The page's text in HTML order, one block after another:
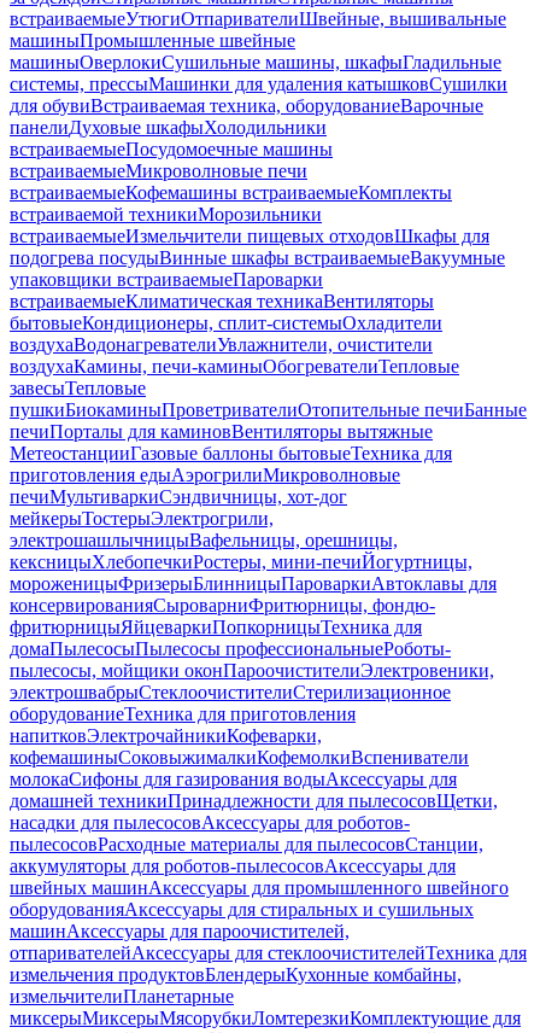
встраиваемыеУтюгиОтпаривателиШвейные, вышивальные
машиныПромышленные швейные
машиныОверлокиСушильные машины, шкафыГладильные
системы, прессыМашинки для удаления катышковСушилки
для обувиВстраиваемая техника, оборудованиеВарочные
панелиДуховые шкафыХолодильники
встраиваемыеПосудомоечные машины
встраиваемыеМикроволновые печи
встраиваемыеКофемашины встраиваемыеКомплекты
встраиваемой техникиМорозильники
встраиваемыеИзмельчители пищевых отходовШкафы для
подогрева посудыВинные шкафы встраиваемыеВакуумные
упаковщики встраиваемыеПароварки
встраиваемыеКлиматическая техникаВентиляторы
бытовыеКондиционеры, сплит-системыОхладители
воздухаВодонагревателиУвлажнители, очистители
воздухаКамины, печи-каминыОбогревателиТепловые
завесыТепловые
пушкиБиокаминыПроветривателиОтопительные печиБанные
печиПорталы для каминовВентиляторы вытяжные
МетеостанцииГазовые баллоны бытовыеТехника для
приготовления едыАэрогрилиМикроволновые
печиМультиваркиСэндвичницы, хот-дог
мейкерыТостерыЭлектрогрили,
электрошашлычницыВафельницы, орешницы,
кексницыХлебопечкиРостеры, мини-печиЙогуртницы,
мороженицыФризерыБлинницыПароваркиАвтоклавы для
консервированияСыроварниФритюрницы, фондю-
фритюрницыЯйцеваркиПопкорницыТехника для
домаПылесосыПылесосы профессиональныеРоботы-
пылесосы, мойщики оконПароочистителиЭлектровеники,
электрошвабрыСтеклоочистителиСтерилизационное
оборудованиеТехника для приготовления
напитковЭлектрочайникиКофеварки,
кофемашиныСоковыжималкиКофемолкиВспениватели
молокаСифоны для газирования водыАксессуары для
домашней техникиПринадлежности для пылесосовЩетки,
насадки для пылесосовАксессуары для роботов-
пылесосовРасходные материалы для пылесосовСтанции,
аккумуляторы для роботов-пылесосовАксессуары для
швейных машинАксессуары для промышленного швейного
оборудованияАксессуары для стиральных и сушильных
машинАксессуары для пароочистителей,
отпаривателейАксессуары для стеклоочистителейТехника для
измельчения продуктовБлендерыКухонные комбайны,
измельчителиПланетарные
миксерыМиксерыМясорубкиЛомтерезкиКомплектующие для